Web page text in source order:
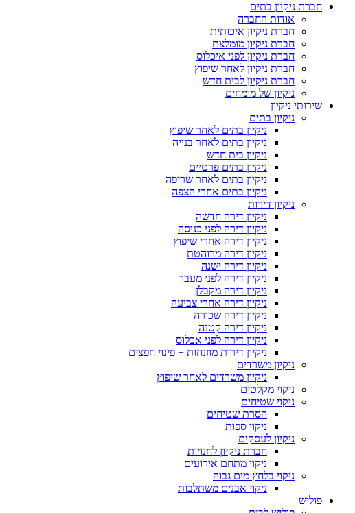
חברת ניקיון בתים
אודות החברה
חברת ניקיון איכותית
חברת ניקיון מומלצת
חברת ניקיון לפני איכלוס
חברת ניקיון לאחר שיפוץ
חברת ניקיון לבית חדש
ניקיון של מומחים
שירותי ניקיון
ניקיון בתים
ניקיון בתים לאחר שיפוץ
ניקיון בתים לאחר בנייה
ניקיון בית חדש
ניקיון בתים פרטיים
ניקיון בתים לאחר שריפה
ניקיון בתים אחרי הצפה
ניקיון דירות
ניקיון דירה חדשה
ניקיון דירה לפני כניסה
ניקיון דירה אחרי שיפוץ
ניקיון דירה מרוהטת
ניקיון דירה ישנה
ניקיון דירה לפני מעבר
ניקיון דירה מקבלן
ניקיון דירה אחרי צביעה
ניקיון דירה שכורה
ניקיון דירה קטנה
ניקיון דירה לפני אכלוס
ניקיון דירות מוזנחות + פינוי חפצים
ניקיון משרדים
ניקיון משרדים לאחר שיפוץ
ניקוי מקלטים
ניקוי שטיחים
הסרת שטיחים
ניקוי ספות
ניקיון לעסקים
חברת ניקיון לחנויות
ניקוי מתחם אירועים
ניקוי בלחץ מים גבוה
ניקוי אבנים משתלבות
פוליש